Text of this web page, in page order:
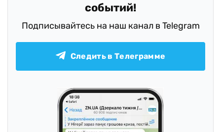
событий!
Подписывайтесь на наш канал в Telegram
Следить в Телеграмме